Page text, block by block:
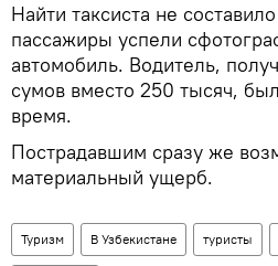
Найти таксиста не
пассажиры успели
автомобиль. Водитель,
сумов вместо 250 тысяч,
время.
Пострадавшим сразу же
материальный ущерб.
Туризм В Узбекистане туристы